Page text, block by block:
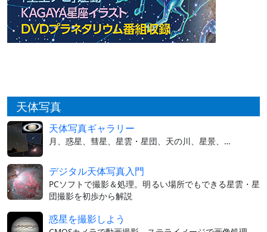
天体写真
天体写真ギャラリー
月、惑星、彗星、星雲・星団、天の川、星景、…
デジタル天体写真入門
PCソフトで撮影＆処理。明るい場所でもできる星雲・星
団撮影を初歩から解説
惑星を撮影しよう